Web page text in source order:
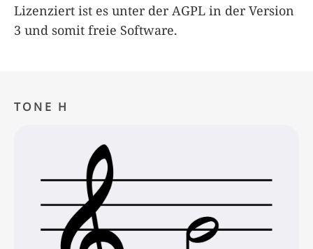
Lizenziert ist es unter der AGPL in der Version
3 und somit freie Software.
TONE H